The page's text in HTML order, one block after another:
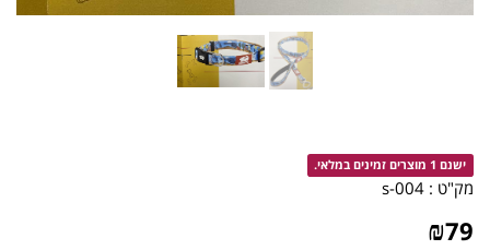
ישנם 1 מוצרים זמינים במלאי.
מק"ט : 004-s
₪79